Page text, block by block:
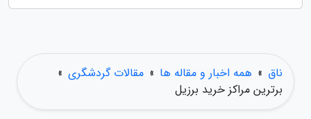
ناق » همه اخبار و مقاله ها » مقالات گردشگری »
برترین مراکز خرید برزیل